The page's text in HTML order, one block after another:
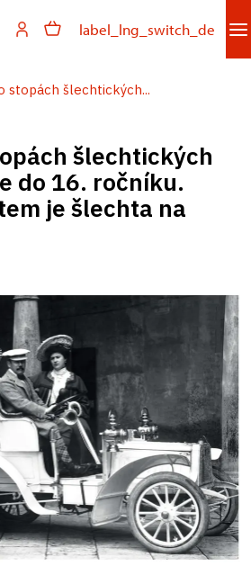
label_lng_switch_de
stopách šlechtických...
šlechtických
do 16. ročníku.
je šlechta na